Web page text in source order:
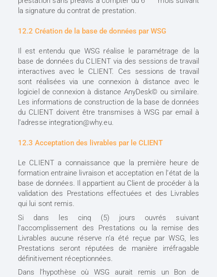
la signature du contrat de prestation.
12.2 Création de la base de données par WSG
Il est entendu que WSG réalise le paramétrage de la
base de données du CLIENT via des sessions de travail
interactives avec le CLIENT. Ces sessions de travail
sont réalisées via une connexion à distance avec le
logiciel de connexion à distance AnyDesk© ou similaire.
Les informations de construction de la base de données
du CLIENT doivent être transmises à WSG par email à
l’adresse integration@why.eu.
12.3 Acceptation des livrables par le CLIENT
Le CLIENT a connaissance que la première heure de
formation entraine livraison et acceptation en l’état de la
base de données. Il appartient au Client de procéder à la
validation des Prestations effectuées et des Livrables
qui lui sont remis.
Si dans les cinq (5) jours ouvrés suivant
l’accomplissement des Prestations ou la remise des
Livrables aucune réserve n’a été reçue par WSG, les
Prestations seront réputées de manière irréfragable
définitivement réceptionnées.
Dans l’hypothèse où WSG aurait remis un Bon de